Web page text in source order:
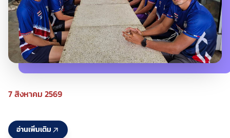
7 สิงหาคม 2569
อ่านเพิ่มเติม